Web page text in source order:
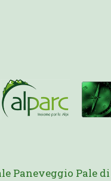
Paneveggio Pale